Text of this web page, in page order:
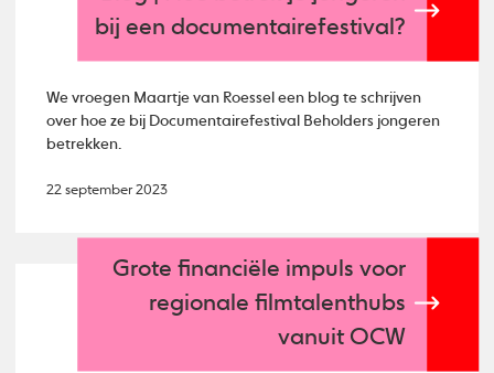
bij een documentairefestival?
We vroegen Maartje van Roessel een blog te schrijven
over hoe ze bij Documentairefestival Beholders jongeren
betrekken.
22 september 2023
Grote financiële impuls voor
regionale filmtalenthubs
vanuit OCW